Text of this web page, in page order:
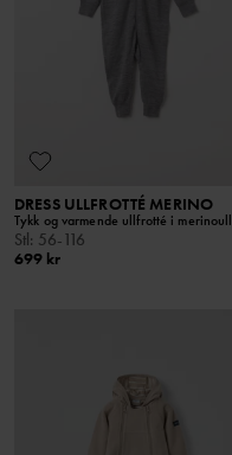
DRESS ULLFROTTÉ MERINO
Tykk og varmende ullfrotté i merinoull
Stl : 56-116
699 kr